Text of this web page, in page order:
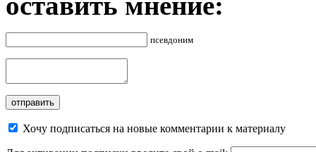
псевдоним
Хочу подписаться на новые комментарии к материалу